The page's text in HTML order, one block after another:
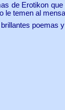
de Erotikon
le temen al